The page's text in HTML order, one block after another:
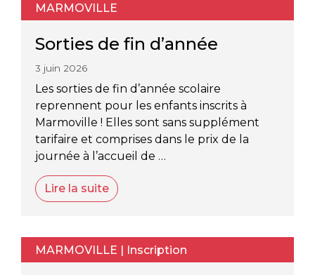
MARMOVILLE
Sorties de fin d’année
3 juin 2026
Les sorties de fin d’année scolaire
reprennent pour les enfants inscrits à
Marmoville ! Elles sont sans supplément
tarifaire et comprises dans le prix de la
journée à l’accueil de …
Lire la suite
MARMOVILLE | Inscription